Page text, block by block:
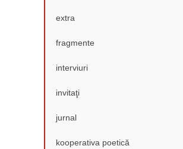
extra
fragmente
interviuri
invitaţi
jurnal
kooperativa poetică